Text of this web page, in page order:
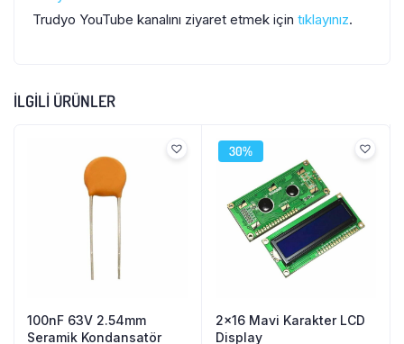
Trudyo YouTube kanalını ziyaret etmek için tıklayınız.
İLGILI ÜRÜNLER
100nF 63V 2.54mm
Seramik Kondansatör
30%
2×16 Mavi Karakter LCD
Display